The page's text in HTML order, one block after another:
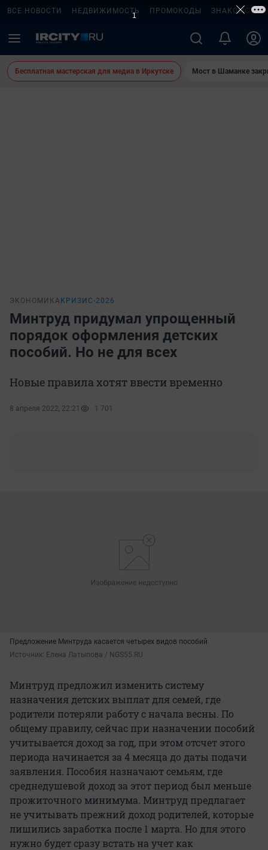
ВСЕ НОВОСТИ НЕДВИЖИМОСТЬ ПРОМОКОДЫ ЗНАКОМСТВА
Бесплатная мастерская для медиа в Иркутске Мост в Шаманке
ЭКОНОМИКА КРИЗИС-2026
Минтруд придумал упрощенный
порядок оформления детских
пособий. Но не для всех
Новые правила хотят ввести временно
8 апреля 2022, 22:21 1 701
Предложение Минтруда касается четырех видов пособий
Источник: Елена Латыпова / NGS55.RU
Минтруд предложил изменить систему
назначения детских выплат для семей, где
родители потеряли работу с начала весны. По
общему правилу, сейчас при назначении пособий
учитывается доход за год, при этом отсчет этого
периода начинается за 4 месяца до даты подачи
заявления. Пособия назначают семьям, где
среднедушевой доход за этот период был меньше
прожиточного минимума. Минтруд предлагает
не учитывать прежний доход родителей, которые
лишились заработка после 1 марта. Но для этого
нужно будет сразу встать на учет как